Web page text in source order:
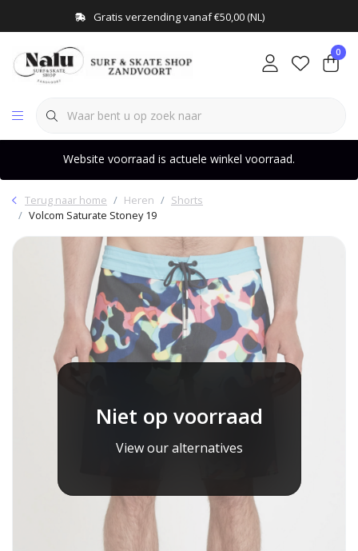
Gratis verzending vanaf €50,00 (NL)
0
Website voorraad is actuele winkel voorraad.
Terug naar home Heren
Shorts
Volcom Saturate Stoney 19
Niet op voorraad
View our alternatives